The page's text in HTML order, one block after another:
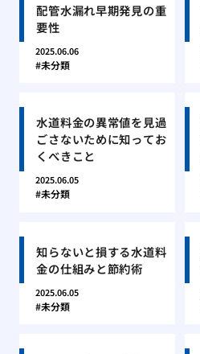
配管水漏れ早期発見の重
要性
2025.06.06
未分類
水道料金の異常値を見過
ごさないために知ってお
くべきこと
2025.06.05
未分類
知らないと損する水道料
金の仕組みと節約術
2025.06.05
未分類